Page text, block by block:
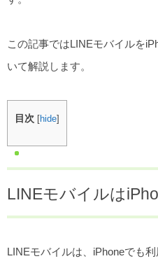
この記事ではLINEモバイルを
いて解説します。
目次 [hide]
LINEモバイルは
LINEモバイルは、iPhoneでも利